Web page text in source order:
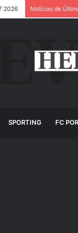
2026 Notícias de
SPORTING FC